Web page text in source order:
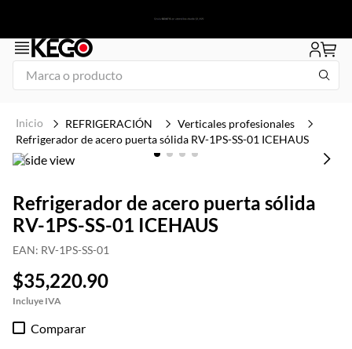
Marca o producto
REFRIGERACIÓN
Verticales profesionales
Refrigerador de acero puerta sólida RV-1PS-SS-01 ICEHAUS
Refrigerador de acero puerta sólida
RV-1PS-SS-01 ICEHAUS
EAN: RV-1PS-SS-01
$35,220.90
Comparar
2.
congelador
3.
plancha
4
freidora
5.
mesa refrigerada
6.
1
7.
icehaus
8.
insertos
9.
parrilla